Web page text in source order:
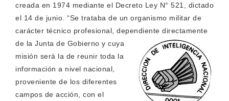
creada en 1974 mediante el Decreto Ley N° 521, dictado
el 14 de junio. “Se trataba de un organismo militar de
carácter técnico profesional, dependiente directamente
de la Junta de Gobierno y cuya
misión será la de reunir toda la
información a nivel nacional,
proveniente de los diferentes
campos de acción, con el